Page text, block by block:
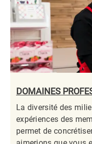
DOMAINES
La diversité des
expériences des
permet de